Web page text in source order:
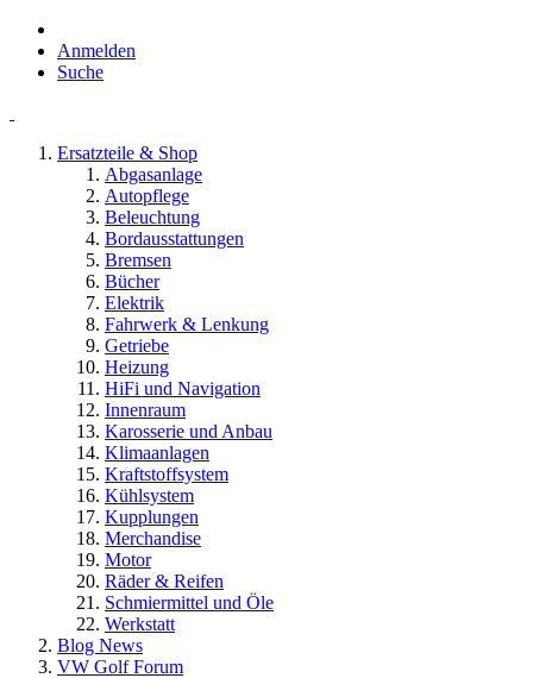
Anmelden
Suche
Ersatzteile & Shop
Abgasanlage
Autopflege
Beleuchtung
Bordausstattungen
Bremsen
Bücher
Elektrik
Fahrwerk & Lenkung
Getriebe
Heizung
HiFi und Navigation
Innenraum
Karosserie und Anbau
Klimaanlagen
Kraftstoffsystem
Kühlsystem
Kupplungen
Merchandise
Motor
Räder & Reifen
Schmiermittel und Öle
Werkstatt
Blog News
VW Golf Forum